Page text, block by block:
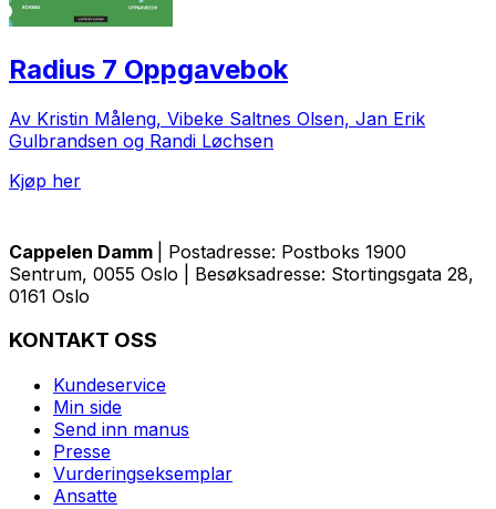
Radius 7 Oppgavebok
Av Kristin Måleng, Vibeke Saltnes Olsen, Jan Erik
Gulbrandsen og Randi Løchsen
Kjøp her
Cappelen Damm
| Postadresse: Postboks 1900
Sentrum, 0055 Oslo | Besøksadresse: Stortingsgata 28,
0161 Oslo
KONTAKT OSS
Kundeservice
Min side
Send inn manus
Presse
Vurderingseksemplar
Ansatte